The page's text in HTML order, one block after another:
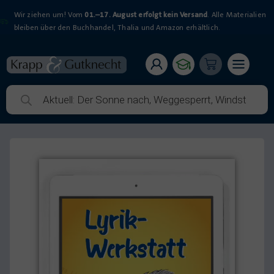
Wir ziehen um! Vom 01.–17. August erfolgt kein Versand. Alle Materialien
bleiben über den Buchhandel, Thalia und Amazon erhältlich.